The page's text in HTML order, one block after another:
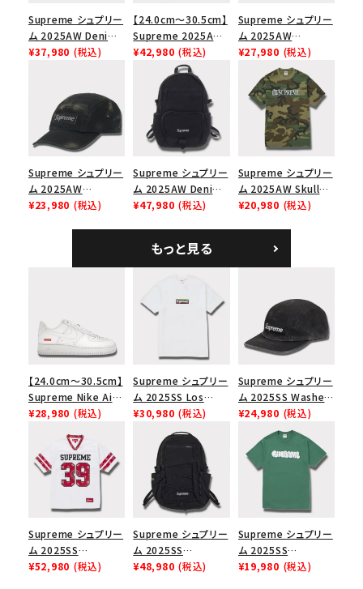
Supreme シュプリー
ム 2025AW Denim
Shoulder Bag デニ
¥37,980 (税込)
【24.0cm～30.5cm】
Supreme 2025AW
Nike SB Dunk Low
ナイキ SB ダンク ロ
ー スニーカー ホワイ
¥42,980 (税込)
Supreme シュプリー
ム 2025AW
Pigment Coated
2-Tone S Logo 6-
Panel Cap ピグメン
トコーテッド 2トーン
エスロゴ 6パネルキャ
ップ ブラック
¥27,980 (税込)
Supreme シュプリー
ム 2025AW
Overdyed Camp
¥23,980 (税込)
Supreme シュプリー
ム 2025AW Denim
Backpack デニム バ
¥47,980 (税込)
Supreme シュプリー
ム 2025AW Skull
Tee スカル Tシャ
¥20,980 (税込)
もっと見る
【24.0cm～30.5cm】
Supreme Nike Air
Force 1 Low シュプ
ース１スニーカー シ
ューズ ホワイト
¥28,980 (税込)
Supreme シュプリー
ム 2025SS Los
Angeles Fire Relief
Box Logo Tee ファ
イヤーリリーフボック
スロゴTシャツ ホワ
イト 白
¥30,980 (税込)
Supreme シュプリー
ム 2025SS Washed
Chino Twill Camp
Cap ウォッシュチノツ
イルキャンプキャップ
ブラック 黒
¥24,980 (税込)
Supreme シュプリー
ム 2025SS
Bandana Football
¥52,980 (税込)
Supreme シュプリー
ム 2025SS
Backpack バックパッ
¥48,980 (税込)
Supreme シュプリー
ム 2025SS
Homerun Tee ホー
¥19,980 (税込)